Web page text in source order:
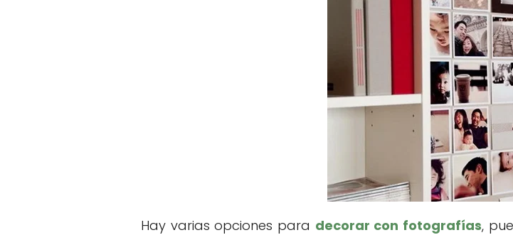
Hay varias opciones para decorar con fotografías,